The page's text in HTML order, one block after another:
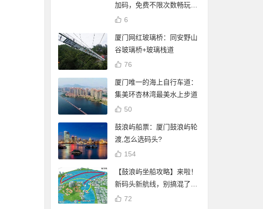
加码，免费不限次数畅玩24
个景点
6
厦门网红玻璃桥：同安野山
谷玻璃桥+玻璃栈道
76
厦门唯一的海上自行车道：
集美环杏林湾最美水上步道
50
鼓浪屿船票：厦门鼓浪屿轮
渡,怎么选码头?
154
【鼓浪屿坐船攻略】来啦！
新码头新航线，别搞混了
哦！72